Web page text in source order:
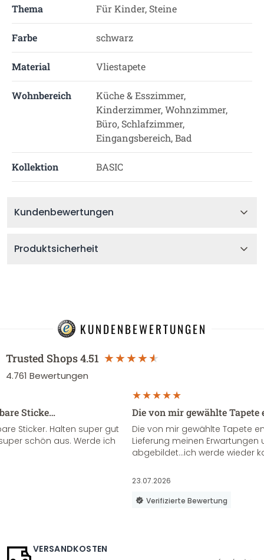
Thema Für Kinder, Steine
Farbe schwarz
Material Vliestapete
Wohnbereich
Küche & Esszimmer,
Kinderzimmer, Wohnzimmer,
Büro, Schlafzimmer,
Eingangsbereich, Bad
Kollektion BASIC
Kundenbewertungen
Produktsicherheit
KUNDENBEWERTUNGEN
Trusted Shops4.51
4.761 Bewertungen
Sticke…
Sticker. Halten super gut
schön aus. Werde ich
Die von mir gewählte
Die von mir gewählte Tapete
Lieferung meinen Erwartungen
abgebildet...ich werde wieder
23.07.2026
Verifizierte Bewertung
VERSANDKOSTEN